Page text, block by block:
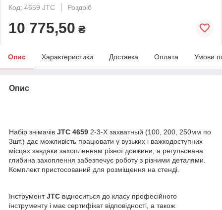
Код: 4659 JTC
Роздріб
10 775,50 ₴
Опис Характеристики Доставка Оплата Умови
Опис
Набір знімачів JTC 4659 2-3-Х захватный (100, 200, 250мм по
3шт.) дає можливість працювати у вузьких і важкодоступних
місцях завдяки захопленням різної довжини, а регульована
глибина захоплення забезпечує роботу з різними деталями.
Комплект пристосований для розміщення на стенді.
ІнструментJTC відноситься до класу професійного
інструменту і має сертифікат відповідності, а також